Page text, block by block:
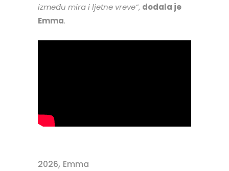
između mira i ljetne vreve”, dodala je
Emma.
2026, Emma